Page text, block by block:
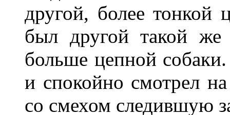
другой, более тонкой
был другой такой
больше цепной
и спокойно смотрел
со смехом следившую